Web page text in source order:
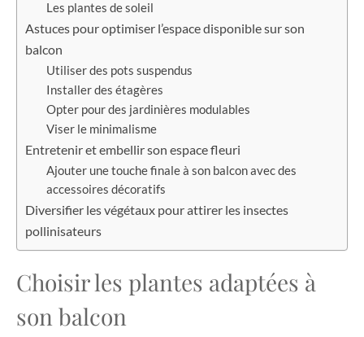
Les plantes de soleil
Astuces pour optimiser l’espace disponible sur son
balcon
Utiliser des pots suspendus
Installer des étagères
Opter pour des jardinières modulables
Viser le minimalisme
Entretenir et embellir son espace fleuri
Ajouter une touche finale à son balcon avec des
accessoires décoratifs
Diversifier les végétaux pour attirer les insectes
pollinisateurs
Choisir les plantes adaptées à
son balcon